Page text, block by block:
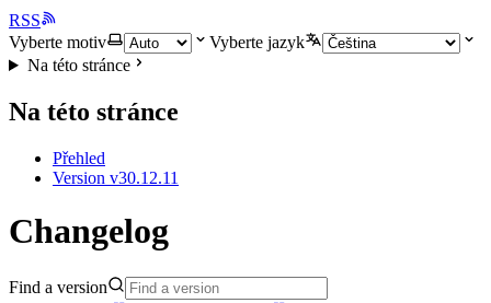
RSS
Vyberte motiv
Vyberte jazyk
Na této stránce
Na této stránce
Přehled
Version v30.12.11
Changelog
Find a version